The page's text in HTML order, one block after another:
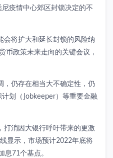
疫情中心郊区封锁决定的不
会将扩大和延长封锁的风险纳
币政策未来走向的关键会议，
，仍存在相当大不确定性，仍
划（Jobkeeper）等重要金融
打消因大银行呼吁带来的更激
显示，市场预计2022年底将
71个基点。